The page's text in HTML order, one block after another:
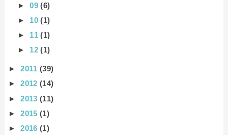
►09(6)
► 10(1)
► 11(1)
► 12(1)
►2011(39)
►2012(14)
►2013(11)
►2015(1)
►2016(1)